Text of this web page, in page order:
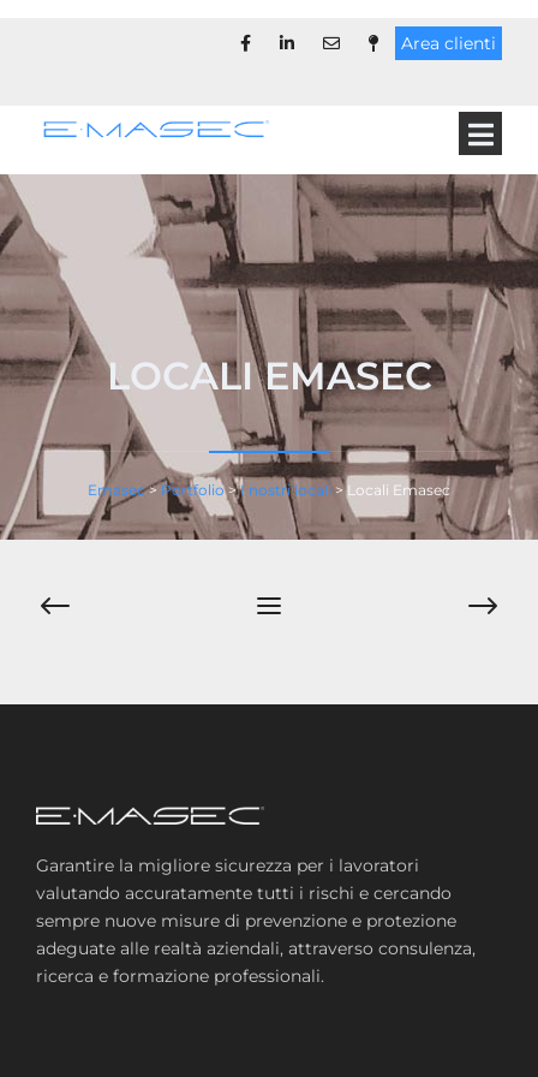
Area clienti
LOCALI EMASEC
Emasec> Portfolio>I nostri locali > Locali Emasec
Navigazione
Garantire la migliore sicurezza per i lavoratori
valutando accuratamente tutti i rischi e cercando
sempre nuove misure di prevenzione e protezione
adeguate alle realtà aziendali, attraverso consulenza,
ricerca e formazione professionali.